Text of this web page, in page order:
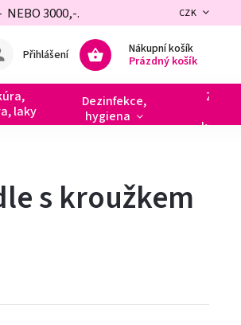
NEBO 3000,-. CZK
Nákupní košík
Prázdný košík
Přihlášení
laky
Dezinfekce,
hygiena
s kroužkem